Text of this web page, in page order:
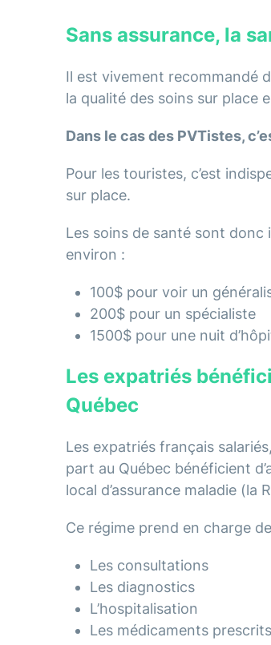
Sans assurance, la
Il est vivement recommandé
la qualité des soins sur place
Dans le cas des PVTistes,
Pour les touristes, c’est
sur place.
Les soins de santé sont
environ :
100$ pour voir un
200$ pour un spécialiste
1500$ pour une nuit
Les expatriés
Québec
Les expatriés français
part au Québec bénéficient
local d’assurance maladie (la
Ce régime prend en charge
Les consultations
Les diagnostics
L’hospitalisation
Les médicaments